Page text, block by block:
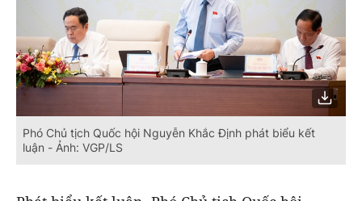
Phó Chủ tịch Quốc hội Nguyễn Khắc Định phát biểu kết
luận - Ảnh: VGP/LS